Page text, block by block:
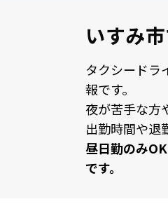
いすみ
タクシードラ
報です。
夜が苦⼿な⽅
出勤時間や退
昼⽇勤のみ
です。